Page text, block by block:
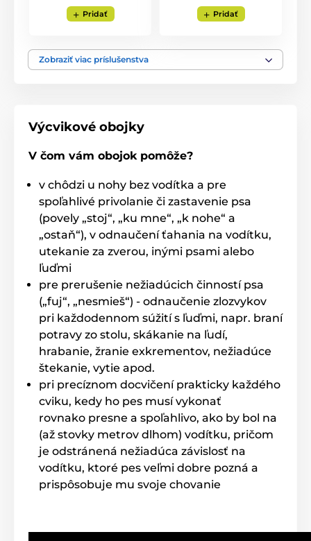
Pridať Pridať
Zobraziť viac príslušenstva
Výcvikové obojky
V čom vám obojok pomôže?
v chôdzi u nohy bez vodítka a pre
spoľahlivé privolanie či zastavenie psa
(povely „stoj“, „ku mne“, „k nohe“ a
„ostaň“), v odnaučení ťahania na vodítku,
utekanie za zverou, inými psami alebo
ľuďmi
pre prerušenie nežiadúcich činností psa
(„fuj“, „nesmieš“) - odnaučenie zlozvykov
pri každodennom súžití s ľuďmi, napr. braní
potravy zo stolu, skákanie na ľudí,
hrabanie, žranie exkrementov, nežiadúce
štekanie, vytie apod.
pri precíznom docvičení prakticky každého
cviku, kedy ho pes musí vykonať
rovnako presne a spoľahlivo, ako by bol na
(až stovky metrov dlhom) vodítku, pričom
je odstránená nežiadúca závislosť na
vodítku, ktoré pes veľmi dobre pozná a
prispôsobuje mu svoje chovanie